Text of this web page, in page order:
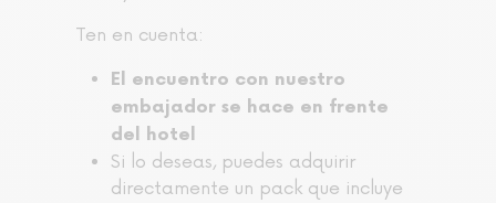
Ten en cuenta:
El encuentro con nuestro
embajador se hace en frente
del hotel
Si lo deseas, puedes adquirir
directamente un pack que incluye